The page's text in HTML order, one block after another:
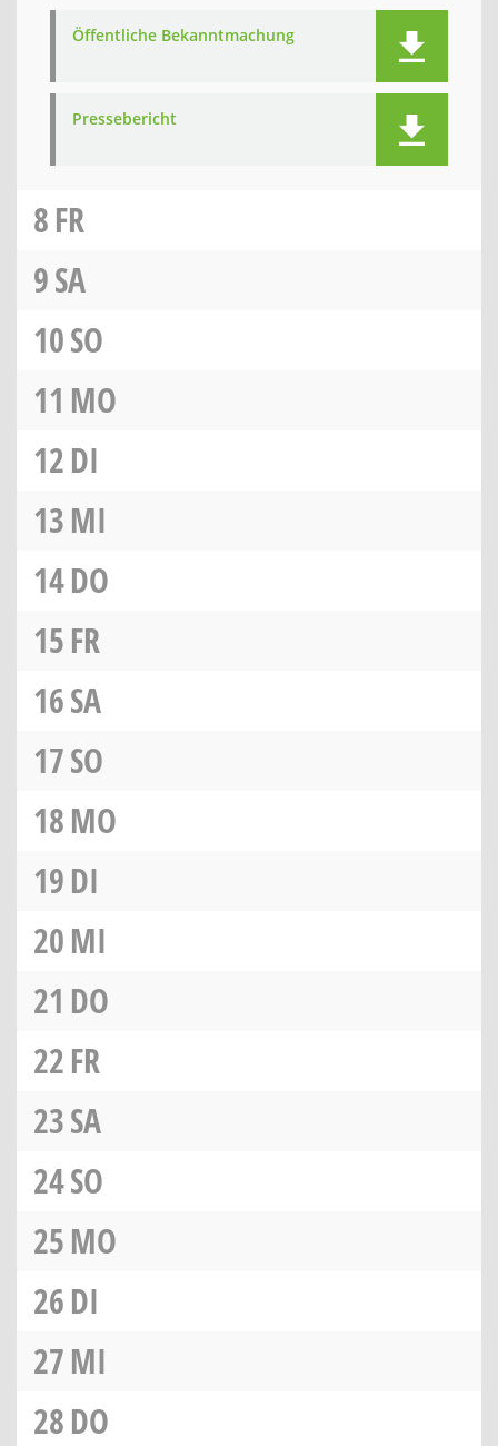
Öffentliche Bekanntmachung
Pressebericht
8FR
9SA
10SO
11 MO
12DI
13MI
14DO
15FR
16SA
17SO
18MO
19DI
20MI
21 DO
22FR
23SA
24SO
25MO
26DI
27MI
28DO